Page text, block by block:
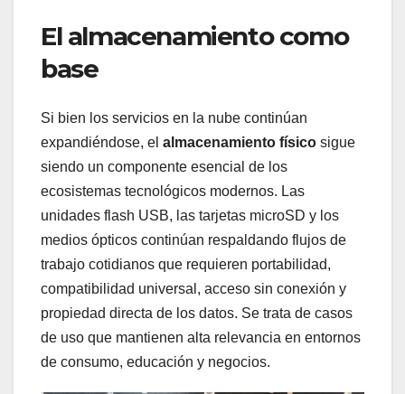
El almacenamiento como
base
Si bien los servicios en la nube continúan
expandiéndose, el almacenamiento físico sigue
siendo un componente esencial de los
ecosistemas tecnológicos modernos. Las
unidades flash USB, las tarjetas microSD y los
medios ópticos continúan respaldando flujos de
trabajo cotidianos que requieren portabilidad,
compatibilidad universal, acceso sin conexión y
propiedad directa de los datos. Se trata de casos
de uso que mantienen alta relevancia en entornos
de consumo, educación y negocios.